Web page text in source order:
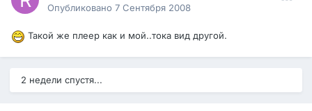
Опубликовано 7 Сентября 2008
Такой же плеер как и мой..тока вид другой.
2 недели спустя...